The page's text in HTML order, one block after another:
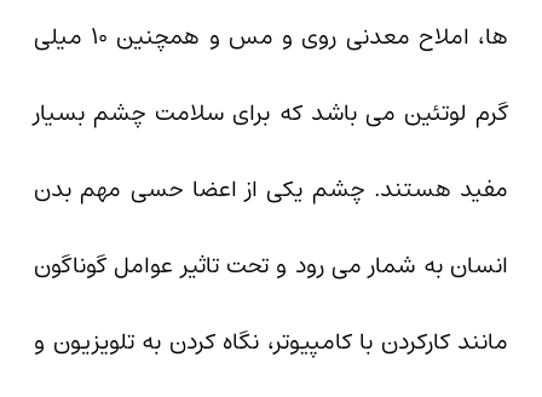
ها، املاح معدنی روی و مس و همچنین ۱۰ میلی
گرم لوتئین می باشد که برای سلامت چشم بسیار
مفید هستند. چشم یکی از اعضا حسی مهم بدن
انسان به شمار می رود و تحت تاثیر عوامل گوناگون
مانند کارکردن با کامپیوتر، نگاه کردن به تلویزیون و